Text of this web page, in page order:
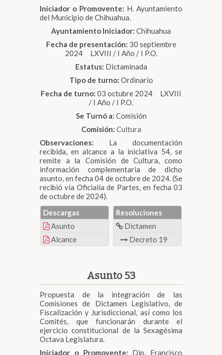
Iniciador o Promovente: H. Ayuntamiento
del Municipio de Chihuahua.
Ayuntamiento Iniciador: Chihuahua
Fecha de presentación: 30 septiembre
2024 LXVIII / I Año / I P.O.
Estatus: Dictaminada
Tipo de turno: Ordinario
Fecha de turno: 03 octubre 2024 LXVIII
/ I Año / I P.O.
Se Turnó a: Comisión
Comisión: Cultura
Observaciones: La documentación
recibida, en alcance a la iniciativa 54, se
remite a la Comisión de Cultura, como
información complementaria de dicho
asunto, en fecha 04 de octubre de 2024. (Se
recibió vía Oficialía de Partes, en fecha 03
de octubre de 2024).
Descargas
Asunto
Alcance
Resoluciones
Dictamen
Decreto 19
Asunto 53
Propuesta de la integración de las
Comisiones de Dictamen Legislativo, de
Fiscalización y Jurisdiccional, así como los
Comités, que funcionarán durante el
ejercicio constitucional de la Sexagésima
Octava Legislatura.
Iniciador o Promovente: Dip. Francisco